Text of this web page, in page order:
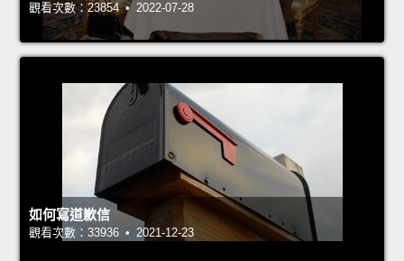
觀看次數：23854 • 2022-07-28
如何寫道歉信
觀看次數：33936 • 2021-12-23